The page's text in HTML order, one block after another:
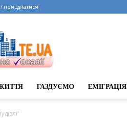
/ приєднатися
ГАЗДУЄМО ЕМІГРАЦІЯ